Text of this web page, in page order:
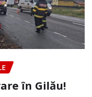
în Gilău!